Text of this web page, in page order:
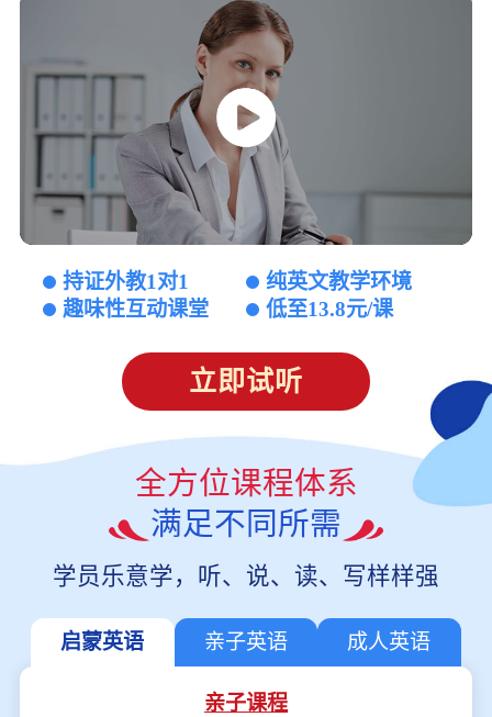
持证外教1对1
纯英文教学环境
趣味性互动课堂
低至13.8元/课
立即试听
全方位课程体系
满足不同所需
学员乐意学，听、说、读、写样样强
启蒙英语 亲子英语 成人英语
亲子课程